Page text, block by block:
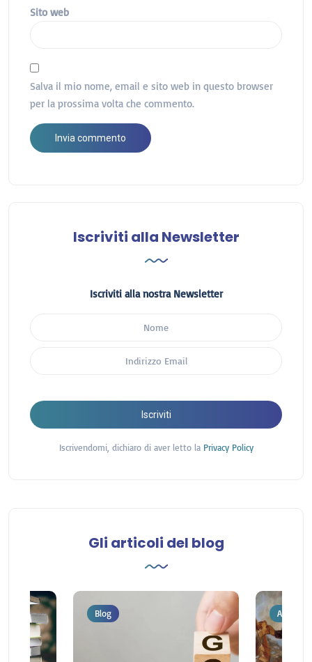
Sito web
Salva il mio nome, email e sito web in questo browser
per la prossima volta che commento.
Iscriviti alla Newsletter
Iscriviti alla nostra Newsletter
Iscriviti
Iscrivendomi, dichiaro di aver letto la Privacy Policy
Gli articoli del blog
Blog Archivio